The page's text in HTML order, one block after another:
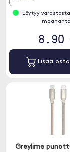
Löytyy
8.90
Lisää
Greylime